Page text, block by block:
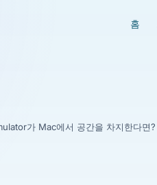
홈
가 Mac에서 공간을 차지한다면